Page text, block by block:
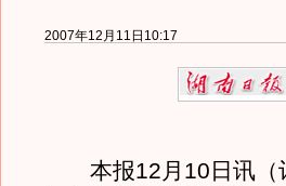
2007年12月11日10:17
本报12月10日讯（